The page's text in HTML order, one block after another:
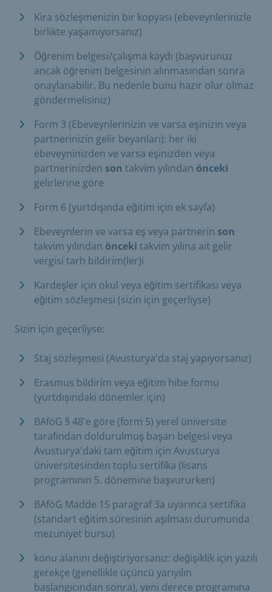
Kira sözleşmenizin bir kopyası (ebeveynlerinizle
birlikte yaşamıyorsanız)
Öğrenim belgesi/çalışma kaydı (başvurunuz
ancak öğrenim belgesinin alınmasından sonra
onaylanabilir. Bu nedenle bunu hazır olur olmaz
göndermelisiniz)
Form 3 (Ebeveynlerinizin ve varsa eşinizin veya
partnerinizin gelir beyanları): her iki
ebeveyninizden ve varsa eşinizden veya
partnerinizden son takvim yılından önceki
gelirlerine göre
Form 6 (yurtdışında eğitim için ek sayfa)
Ebeveynlerin ve varsa eş veya partnerin son
takvim yılından önceki takvim yılına ait gelir
vergisi tarh bildirim(ler)i
Kardeşler için okul veya eğitim sertifikası veya
eğitim sözleşmesi (sizin için geçerliyse)
Sizin için geçerliyse:
Staj sözleşmesi (Avusturya'da staj yapıyorsanız)
Erasmus bildirim veya eğitim hibe formu
(yurtdışındaki dönemler için)
BAföG § 48'e göre (form 5) yerel üniversite
tarafından doldurulmuş başarı belgesi veya
Avusturya'daki tam eğitim için Avusturya
üniversitesinden toplu sertifika (lisans
programının 5. dönemine başvururken)
BAföG Madde 15 paragraf 3a uyarınca sertifika
(standart eğitim süresinin aşılması durumunda
mezuniyet bursu)
konu alanını değiştiriyorsanız: değişiklik için yazılı
gerekçe (genellikle üçüncü yarıyılın
başlangıcından sonra), yeni derece programına